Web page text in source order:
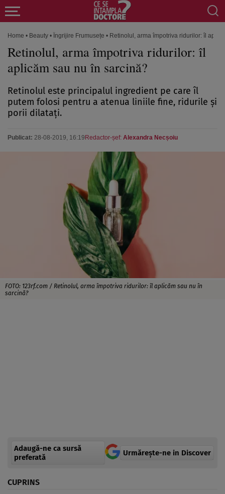
Home • Beauty • Îngrijire Frumusețe • Retinolul, arma împotriva ridurilor: îl
Retinolul, arma împotriva ridurilor: îl
aplicăm sau nu în sarcină?
Retinolul este principalul ingredient pe care îl
putem folosi pentru a atenua liniile fine, ridurile şi
porii dilataţi.
Publicat: 28-08-2019, 16:19 Redactor-șef: Alexandra Necșoiu
FOTO: 123rf.com / Retinolul, arma împotriva ridurilor: îl aplicăm sau nu în
sarcină?
Adaugă-ne ca sursă
preferată
Urmărește-ne in Discover
CUPRINS